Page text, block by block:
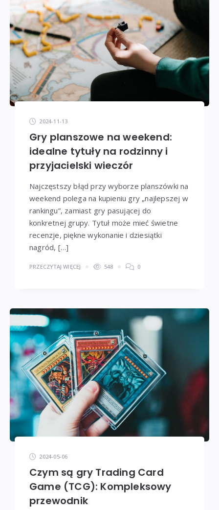
2024-11-13
Gry planszowe na weekend:
idealne tytuły na rodzinny i
przyjacielski wieczór
Najczęstszy błąd przy wyborze planszówki na
weekend polega na kupieniu gry „najlepszej w
rankingu”, zamiast gry pasującej do
konkretnej grupy. Tytuł może mieć świetne
recenzje, piękne wykonanie i dziesiątki
nagród, […]
PRZECZYTAJ WIĘCEJ 548 0
2024-05-06
Czym są gry Trading Card
Game (TCG): Kompleksowy
przewodnik